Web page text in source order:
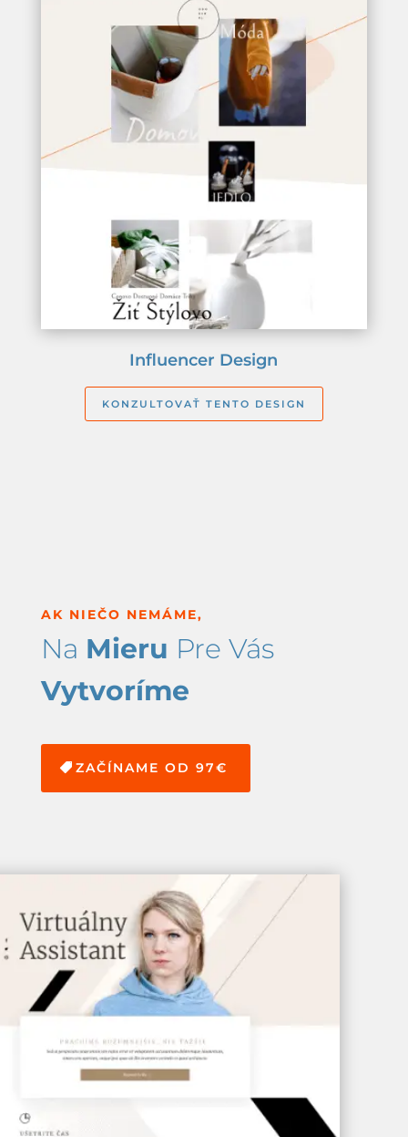
Influencer Design
KONZULTOVAŤ TENTO DESIGN
AK NIEČO NEMÁME,
Na Mieru Pre Vás
Vytvoríme
ZAČÍNAME OD 97€